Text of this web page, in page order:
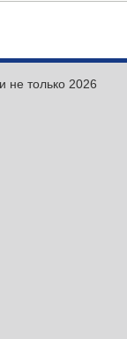
не только 2026